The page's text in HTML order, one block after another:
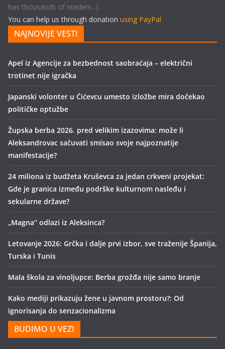
has thousands of readers...).
You can help us through donation using PayPal
NAJNOVIJE VESTI
Apel iz Agencije za bezbednost saobraćaja – električni
trotinet nije igračka
Japanski volonter u Ćićevcu umesto izložbe mira dočekao
političke optužbe
Župska berba 2026. pred velikim izazovima: može li
Aleksandrovac sačuvati smisao svoje najpoznatije
manifestacije?
24 miliona iz budžeta Kruševca za jedan crkveni projekat:
Gde je granica između podrške kulturnom nasleđu i
sekularne države?
„Magna“ odlazi iz Aleksinca?
Letovanje 2026: Grčka i dalje prvi izbor, sve traženije Španija,
Turska i Tunis
Mala škola za vinoljupce: Berba grožđa nije samo branje
Kako mediji prikazuju žene u javnom prostoru?: Od
ignorisanja do senzacionalizma
BUDIMO U VEZI